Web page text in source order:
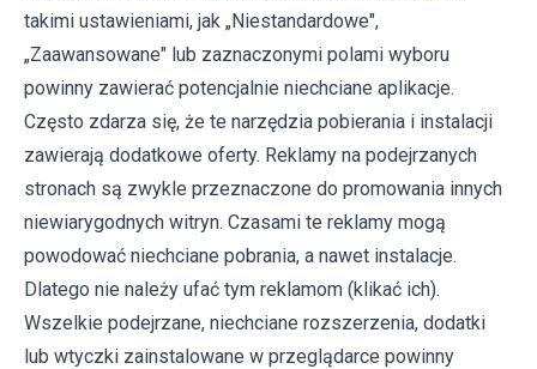
takimi ustawieniami, jak „Niestandardowe",
„Zaawansowane" lub zaznaczonymi polami wyboru
powinny zawierać potencjalnie niechciane aplikacje.
Często zdarza się, że te narzędzia pobierania i instalacji
zawierają dodatkowe oferty. Reklamy na podejrzanych
stronach są zwykle przeznaczone do promowania innych
niewiarygodnych witryn. Czasami te reklamy mogą
powodować niechciane pobrania, a nawet instalacje.
Dlatego nie należy ufać tym reklamom (klikać ich).
Wszelkie podejrzane, niechciane rozszerzenia, dodatki
lub wtyczki zainstalowane w przeglądarce powinny